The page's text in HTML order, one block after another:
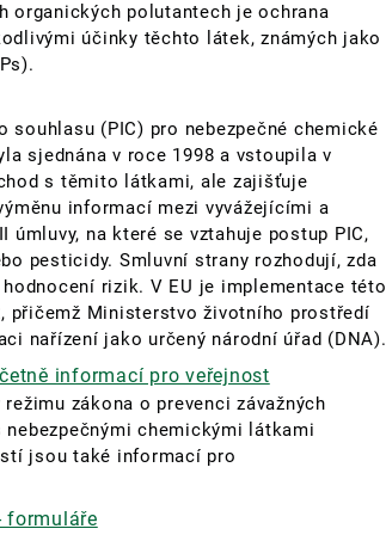
organických polutantech je ochrana
účinky těchto látek, známých jako
souhlasu (PIC) pro nebezpečné chemické
sjednána v roce 1998 a vstoupila v
s těmito látkami, ale zajišťuje
informací mezi vyvážejícími a
na které se vztahuje postup PIC,
pesticidy. Smluvní strany rozhodují, zda
rizik. V EU je implementace této
přičemž Ministerstvo životního prostředí
nařízení jako určený národní úřad (DNA).
informací pro veřejnost
zákona o prevenci závažných
chemickými látkami
jsou také informací pro
formuláře